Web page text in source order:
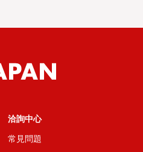
洽詢中心
常見問題